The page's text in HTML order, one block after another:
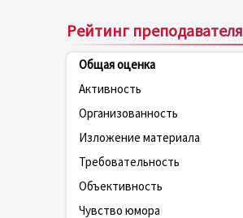
Рейтинг преподавателя
Общая оценка
Активность
Организованность
Изложение материала
Требовательность
Объективность
Чувство юмора